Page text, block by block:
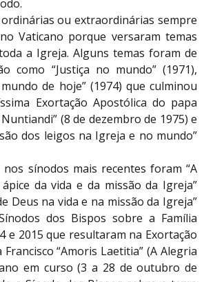
ordinárias ou extraordinárias sempre
Vaticano porque versaram temas
a Igreja. Alguns temas foram de
como “Justiça no mundo” (1971),
de hoje” (1974) que culminou
Exortação Apostólica do papa
(8 de dezembro de 1975) e
dos leigos na Igreja e no mundo”
sínodos mais recentes foram “A
da vida e da missão da Igreja”
Deus na vida e na missão da Igreja”
dos Bispos sobre a Família
e 2015 que resultaram na Exortação
“Amoris Laetitia” (A Alegria
em curso (3 a 28 de outubro de